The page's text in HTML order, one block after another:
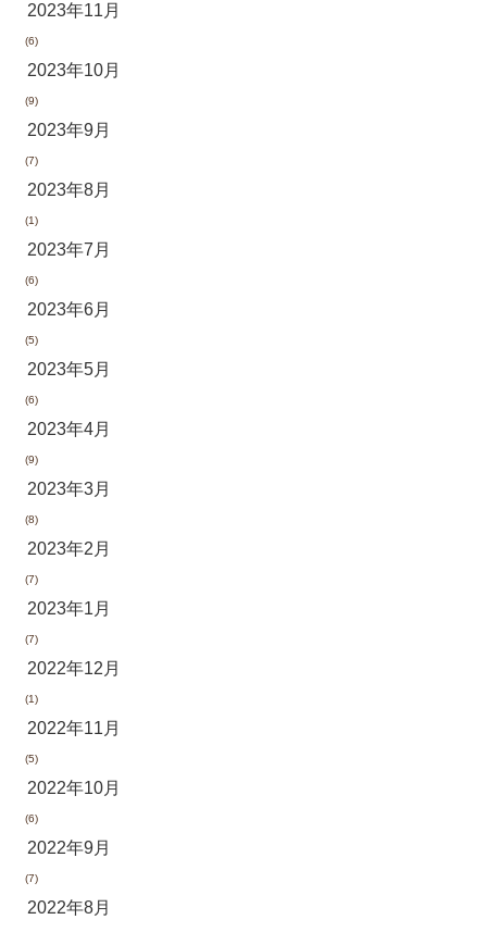
2023年11月
(6)
2023年10月
(9)
2023年9月
(7)
2023年8月
(1)
2023年7月
(6)
2023年6月
(5)
2023年5月
(6)
2023年4月
(9)
2023年3月
(8)
2023年2月
(7)
2023年1月
(7)
2022年12月
(1)
2022年11月
(5)
2022年10月
(6)
2022年9月
(7)
2022年8月